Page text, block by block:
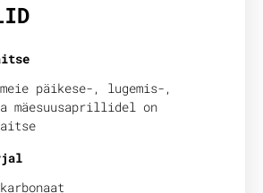
päikese-, lugemis-,
mäesuusaprillidel on